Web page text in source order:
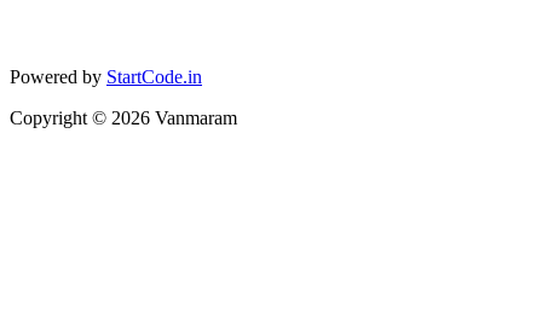
Powered by StartCode.in
Copyright © 2026 Vanmaram